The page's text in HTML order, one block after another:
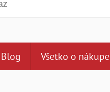
Blog Všetko o nákupe